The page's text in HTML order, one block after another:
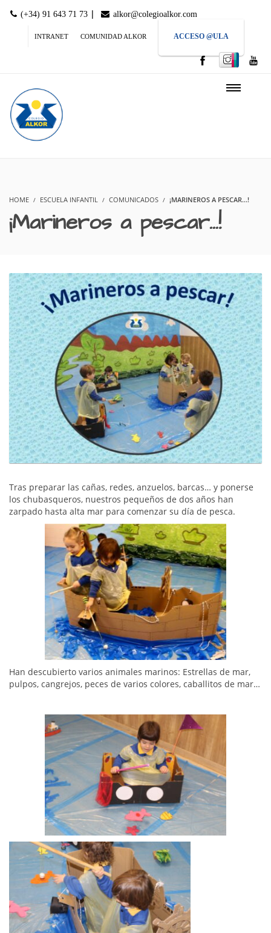
(+34) 91 643 71 73 | alkor@colegioalkor.com
INTRANET COMUNIDAD ALKOR ACCESO @ULA
HOME ESCUELA INFANTIL COMUNICADOS ¡MARINEROS A PESCAR...!
¡Marineros a pescar…!
Tras preparar las cañas, redes, anzuelos, barcas… y ponerse
los chubasqueros, nuestros pequeños de dos años han
zarpado hasta alta mar para comenzar su día de pesca.
Han descubierto varios animales marinos: Estrellas de mar,
pulpos, cangrejos, peces de varios colores, caballitos de mar…